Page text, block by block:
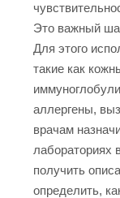
Это важный
Для этого
такие как
аллергены,
врачам
лабораториях
получить
определить,